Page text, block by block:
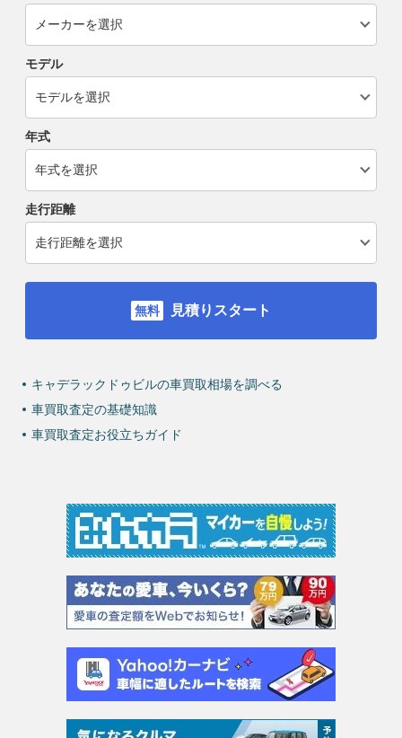
モデル
年式
走行距離
見積りスタート
キャデラックドゥビルの車買取相場を調べる
車買取査定の基礎知識
車買取査定お役立ちガイド